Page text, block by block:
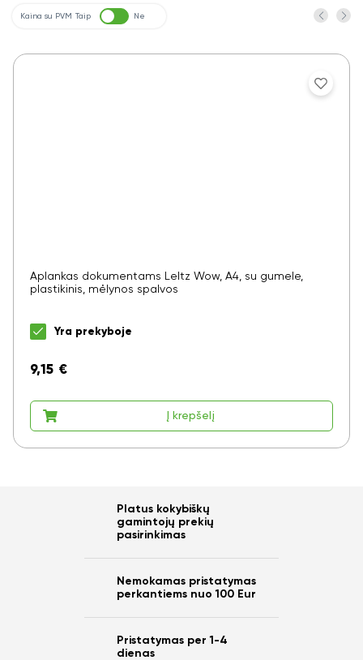
Kaina su PVM Taip Ne
Aplankas dokumentams LeItz Wow, A4, su gumele,
plastikinis, mėlynos spalvos
Yra prekyboje
9,15 €
Į krepšelį
Platus kokybiškų
gamintojų prekių
pasirinkimas
Nemokamas pristatymas
perkantiems nuo 100 Eur
Pristatymas per 1-4
dienas